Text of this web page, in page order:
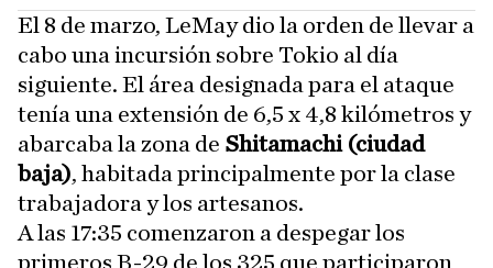
El 8 de marzo, LeMay dio la orden de llevar a
cabo una incursión sobre Tokio al día
siguiente. El área designada para el ataque
tenía una extensión de 6,5 x 4,8 kilómetros y
abarcaba la zona de Shitamachi (ciudad
baja), habitada principalmente por la clase
trabajadora y los artesanos.
A las 17:35 comenzaron a despegar los
primeros B-29 de los 325 que participaron